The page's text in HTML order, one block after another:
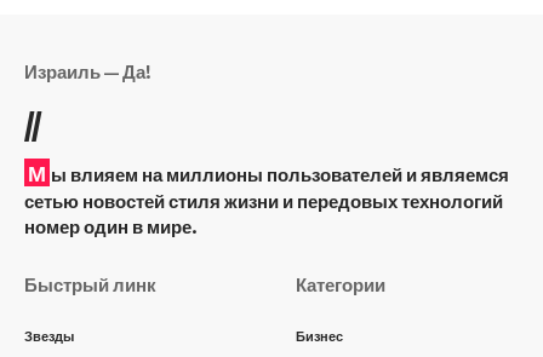
Израиль — Да!
//
М ы влияем на миллионы пользователей и являемся
сетью новостей стиля жизни и передовых технологий
номер один в мире.
Быстрый линк
Звезды
Категории
Бизнес